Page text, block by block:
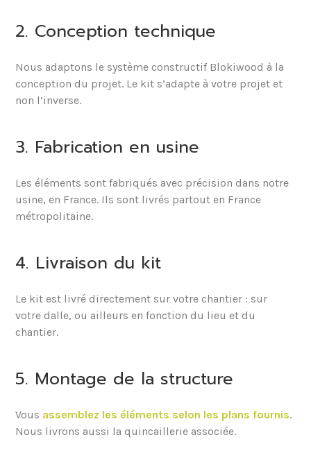
2. Conception technique
Nous adaptons le système constructif Blokiwood à la
conception du projet. Le kit s’adapte à votre projet et
non l’inverse.
3. Fabrication en usine
Les éléments sont fabriqués avec précision dans notre
usine, en France. Ils sont livrés partout en France
métropolitaine.
4. Livraison du kit
Le kit est livré directement sur votre chantier : sur
votre dalle, ou ailleurs en fonction du lieu et du
chantier.
5. Montage de la structure
Vous assemblez les éléments selon les plans fournis.
Nous livrons aussi la quincaillerie associée.